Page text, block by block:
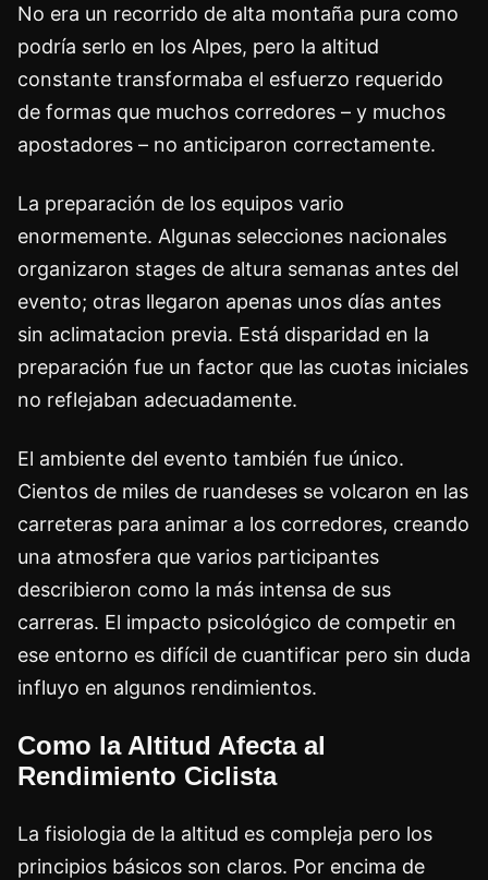
No era un recorrido de alta montaña pura como
podría serlo en los Alpes, pero la altitud
constante transformaba el esfuerzo requerido
de formas que muchos corredores – y muchos
apostadores – no anticiparon correctamente.
La preparación de los equipos vario
enormemente. Algunas selecciones nacionales
organizaron stages de altura semanas antes del
evento; otras llegaron apenas unos días antes
sin aclimatacion previa. Está disparidad en la
preparación fue un factor que las cuotas iniciales
no reflejaban adecuadamente.
El ambiente del evento también fue único.
Cientos de miles de ruandeses se volcaron en las
carreteras para animar a los corredores, creando
una atmosfera que varios participantes
describieron como la más intensa de sus
carreras. El impacto psicológico de competir en
ese entorno es difícil de cuantificar pero sin duda
influyo en algunos rendimientos.
Como la Altitud Afecta al
Rendimiento Ciclista
La fisiologia de la altitud es compleja pero los
principios básicos son claros. Por encima de